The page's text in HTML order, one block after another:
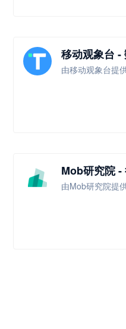
移动观象台 -
由移动观象台提
Mob研究院 -
由Mob研究院提